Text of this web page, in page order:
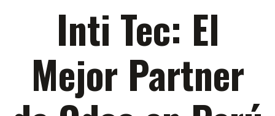
Inti Tec: El
Mejor Partner